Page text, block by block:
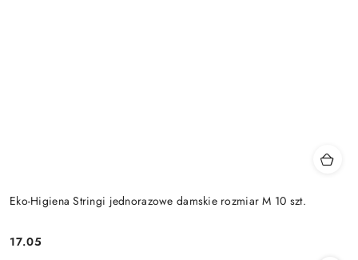
Eko-Higiena Stringi jednorazowe damskie rozmiar M 10 szt.
Cena:
17.05